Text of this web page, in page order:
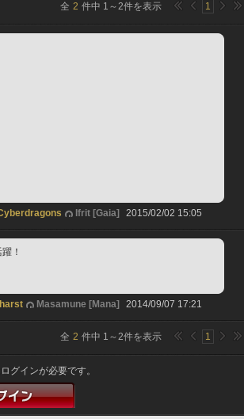
全 2 件中 1 ～2件を表示 1
Ifrit [Gaia] 2015/02/02 15:05
！
Masamune [Mana] 2014/09/07 17:21
全 2 件中 1 ～ 2件を表示 1
グインが必要です。